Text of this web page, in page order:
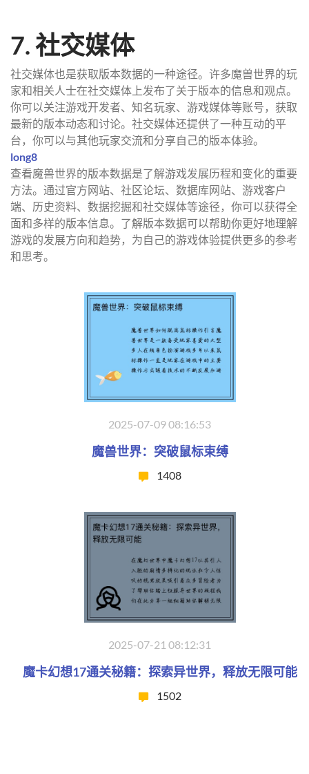
7. 社交媒体
社交媒体也是获取版本数据的一种途径。许多魔兽世界的玩
家和相关人士在社交媒体上发布了关于版本的信息和观点。
你可以关注游戏开发者、知名玩家、游戏媒体等账号，获取
最新的版本动态和讨论。社交媒体还提供了一种互动的平
台，你可以与其他玩家交流和分享自己的版本体验。
long8
查看魔兽世界的版本数据是了解游戏发展历程和变化的重要
方法。通过官方网站、社区论坛、数据库网站、游戏客户
端、历史资料、数据挖掘和社交媒体等途径，你可以获得全
面和多样的版本信息。了解版本数据可以帮助你更好地理解
游戏的发展方向和趋势，为自己的游戏体验提供更多的参考
和思考。
2025-07-09 08:16:53
魔兽世界：突破鼠标束缚
1408
2025-07-21 08:12:31
魔卡幻想17通关秘籍：探索异世界，释放无限可能
1502